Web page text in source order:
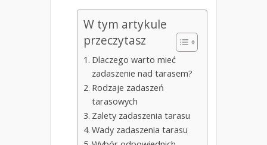
W tym artykule
przeczytasz
Dlaczego warto mieć
zadaszenie nad tarasem?
Rodzaje zadaszeń
tarasowych
Zalety zadaszenia tarasu
Wady zadaszenia tarasu